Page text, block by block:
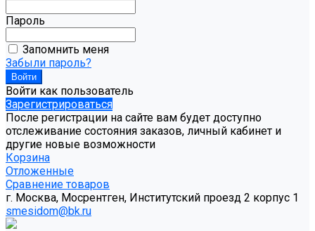
Пароль
Запомнить меня
Забыли пароль?
Войти как пользователь
Зарегистрироваться
После регистрации на сайте вам будет доступно
отслеживание состояния заказов, личный кабинет и
другие новые возможности
Корзина
Отложенные
Сравнение товаров
г. Москва, Мосрентген, Институтский проезд 2 корпус 1
smesidom@bk.ru